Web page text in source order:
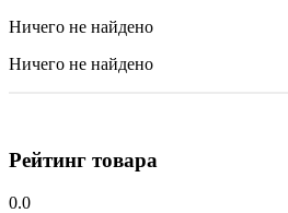
Ничего не найдено
Ничего не найдено
Рейтинг товара
0.0